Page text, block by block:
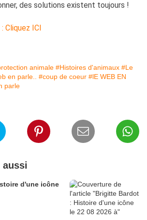
des solutions existent toujours !
Cliquez ICI
animale #Histoires d'animaux #Le
en parle.. #coup de coeur #lE WEB EN
parle
aussi
d'une icône